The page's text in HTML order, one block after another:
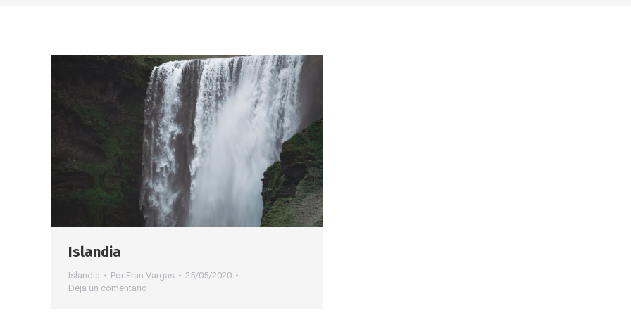
Islandia
Islandia Por Fran Vargas
25/05/2020
Deja un comentario